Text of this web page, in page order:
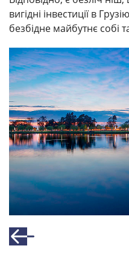
вигідні інвестиції в
безбідне майбутнє собі